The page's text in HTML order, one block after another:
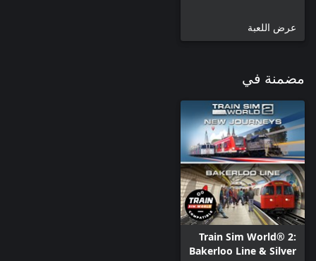
عرض اللعبة
مضمنة في
Train Sim World® 2:
Bakerloo Line & Silver